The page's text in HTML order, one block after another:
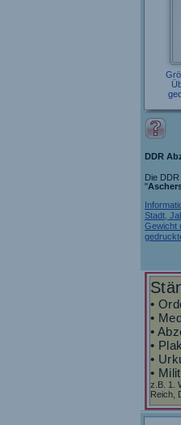
DDR
Die
"
Stadt,
Gewicht
•
•
•
•
•
•
z.B. 1.
Reich,